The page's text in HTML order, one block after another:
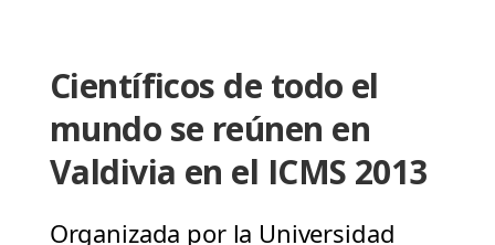
Científicos de todo el
mundo se reúnen en
Valdivia en el ICMS 2013
Organizada por la Universidad